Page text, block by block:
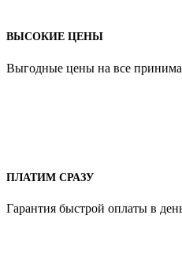
ВЫСОКИЕ ЦЕНЫ
Выгодные цены на все
ПЛАТИМ СРАЗУ
Гарантия быстрой оплаты в